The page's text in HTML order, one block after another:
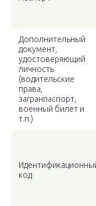
Дополнительный
документ,
удостоверяющий
личность
(водительские
права,
загранпаспорт,
военный билет и
т.п.)
код